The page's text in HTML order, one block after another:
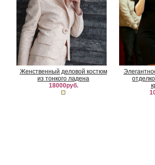
Женственный деловой костюм
из тонкого ладена
18000руб.